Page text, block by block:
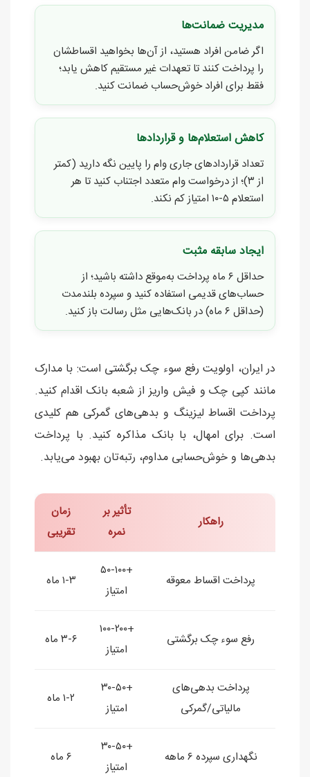
مدیریت ضمانت‌ها
اگر ضامن افراد هستید، از آن‌ها بخواهید اقساطشان
را پرداخت کنند تا تعهدات غیر مستقیم کاهش یابد؛
فقط برای افراد خوش‌حساب ضمانت کنید.
کاهش استعلام‌ها و قراردادها
تعداد قراردادهای جاری وام را پایین نگه دارید (کمتر
از ۳)؛ از درخواست وام متعدد اجتناب کنید تا هر
استعلام ۵-۱۰ امتیاز کم نکند.
ایجاد سابقه مثبت
حداقل ۶ ماه پرداخت به‌موقع داشته باشید؛ از
حساب‌های قدیمی استفاده کنید و سپرده بلندمدت
(حداقل ۶ ماه) در بانک‌هایی مثل رسالت باز کنید.
در ایران، اولویت رفع سوء چک برگشتی است: با مدارک
مانند کپی چک و فیش واریز از شعبه بانک اقدام کنید.
پرداخت اقساط لیزینگ و بدهی‌های گمرکی هم کلیدی
است. برای امهال، با بانک مذاکره کنید. با پرداخت
بدهی‌ها و خوش‌حسابی مداوم، رتبه‌تان بهبود می‌یابد.
راهکار
تأثیر بر
نمره
زمان
تقریبی
پرداخت اقساط معوقه
+۵۰-۱۰۰
امتیاز
۱-۳ ماه
رفع سوء چک برگشتی
+۱۰۰-۲۰۰
امتیاز
۳-۶ ماه
پرداخت بدهی‌های
مالیاتی/گمرکی
+۳۰-۵۰
امتیاز
۱-۲ ماه
نگهداری سپرده ۶ ماهه
+۳۰-۵۰
امتیاز
۶ ماه